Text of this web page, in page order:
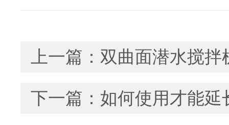
上一篇： 双曲面潜水搅拌
下一篇： 如何使用才能延